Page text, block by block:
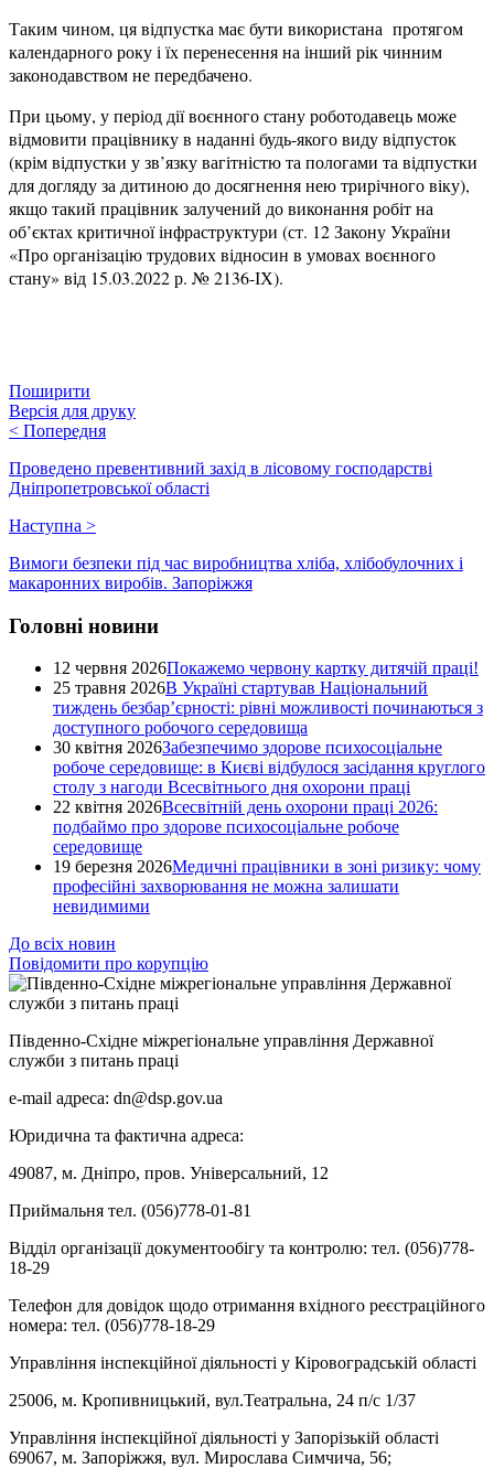
Таким чином, ця відпустка має бути використана протягом
календарного року і їх перенесення на інший рік чинним
законодавством не передбачено.
При цьому, у період дії воєнного стану роботодавець може
відмовити працівнику в наданні будь-якого виду відпусток
(крім відпустки у зв’язку вагітністю та пологами та відпустки
для догляду за дитиною до досягнення нею трирічного віку),
якщо такий працівник залучений до виконання робіт на
об’єктах критичної інфраструктури (ст. 12 Закону України
«Про організацію трудових відносин в умовах воєнного
стану» від 15.03.2022 р. № 2136-ІХ).
Поширити
Версія для друку
< Попередня
Проведено превентивний захід в лісовому господарстві
Дніпропетровської області
Наступна >
Вимоги безпеки під час виробництва хліба, хлібобулочних і
макаронних виробів. Запоріжжя
Головні новини
12 червня 2026Покажемо червону картку дитячій праці!
25 травня 2026В Україні стартував Національний
тиждень безбар’єрності: рівні можливості починаються з
доступного робочого середовища
30 квітня 2026Забезпечимо здорове психосоціальне
робоче середовище: в Києві відбулося засідання круглого
столу з нагоди Всесвітнього дня охорони праці
22 квітня 2026Всесвітній день охорони праці 2026:
подбаймо про здорове психосоціальне робоче
середовище
19 березня 2026Медичні працівники в зоні ризику: чому
професійні захворювання не можна залишати
невидимими
До всіх новин
Повідомити про корупцію
Південно-Східне міжрегіональне управління Державної
служби з питань праці
e-mail адреса: dn@dsp.gov.ua
Юридична та фактична адреса:
49087, м. Дніпро, пров. Універсальний, 12
Приймальня тел. (056)778-01-81
Відділ організації документообігу та контролю: тел. (056)778-
18-29
Телефон для довідок щодо отримання вхідного реєстраційного
номера: тел. (056)778-18-29
Управління інспекційної діяльності у Кіровоградській області
25006, м. Кропивницький, вул.Театральна, 24 п/с 1/37
Управління інспекційної діяльності у Запорізькій області
69067, м. Запоріжжя, вул. Мирослава Симчича, 56;